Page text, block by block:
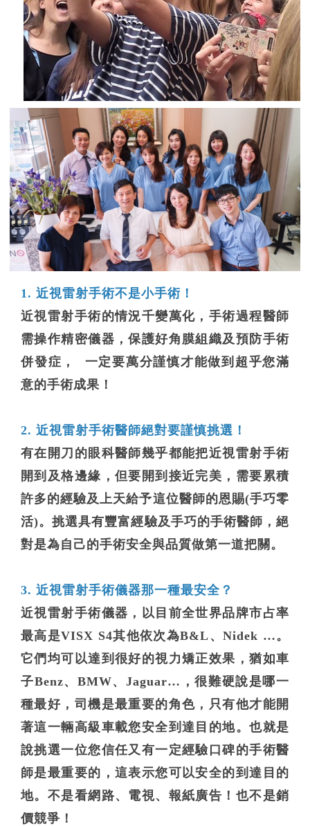
1. 近視雷射手術不是小手術！
近視雷射手術的情況千變萬化，手術過程醫師
需操作精密儀器，保護好角膜組織及預防手術
併發症， 一定要萬分謹慎才能做到超乎您滿
意的手術成果！
2. 近視雷射手術醫師絕對要謹慎挑選！
有在開刀的眼科醫師幾乎都能把近視雷射手術
開到及格邊緣，但要開到接近完美，需要累積
許多的經驗及上天給予這位醫師的恩賜(手巧零
活)。挑選具有豐富經驗及手巧的手術醫師，絕
對是為自己的手術安全與品質做第一道把關。
3. 近視雷射手術儀器那一種最安全？
近視雷射手術儀器，以目前全世界品牌市占率
最高是VISX S4其他依次為B&L、Nidek …。
它們均可以達到很好的視力矯正效果，猶如車
子Benz、BMW、Jaguar…，很難硬說是哪一
種最好，司機是最重要的角色，只有他才能開
著這一輛高級車載您安全到達目的地。也就是
說挑選一位您信任又有一定經驗口碑的手術醫
師是最重要的，這表示您可以安全的到達目的
地。不是看網路、電視、報紙廣告！也不是銷
價競爭！